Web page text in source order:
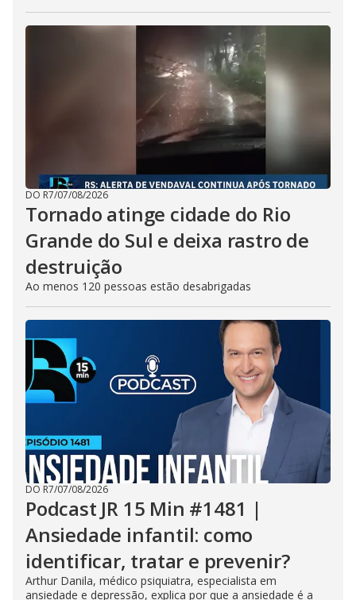
DO R7/07/08/2026
Tornado atinge cidade do Rio
Grande do Sul e deixa rastro de
destruição
Ao menos 120 pessoas estão desabrigadas
DO R7/07/08/2026
Podcast JR 15 Min #1481 |
Ansiedade infantil: como
identificar, tratar e prevenir?
Arthur Danila, médico psiquiatra, especialista em
ansiedade e depressão, explica por que a ansiedade é a